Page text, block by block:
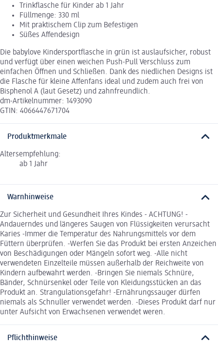
Trinkflasche für Kinder ab 1 Jahr
Füllmenge: 330 ml
Mit praktischem Clip zum Befestigen
Süßes Affendesign
Die babylove Kindersportflasche in grün ist auslaufsicher, robust
und verfügt über einen weichen Push-Pull Verschluss zum
einfachen Öffnen und Schließen. Dank des niedlichen Designs ist
die Flasche für kleine Affenfans ideal und zudem auch frei von
Bisphenol A (laut Gesetz) und zahnfreundlich.
dm-Artikelnummer: 1493090
GTIN: 4066447671704
Produktmerkmale
Altersempfehlung:
ab 1 Jahr
Warnhinweise
Zur Sicherheit und Gesundheit Ihres Kindes - ACHTUNG! -
Andauerndes und längeres Saugen von Flüssigkeiten verursacht
Karies -Immer die Temperatur des Nahrungsmittels vor dem
Füttern überprüfen. -Werfen Sie das Produkt bei ersten Anzeichen
von Beschädigungen oder Mängeln sofort weg. -Alle nicht
verwendeten Einzelteile müssen außerhalb der Reichweite von
Kindern aufbewahrt werden. -Bringen Sie niemals Schnüre,
Bänder, Schnürsenkel oder Teile von Kleidungsstücken an das
Produkt an. Strangulationsgefahr! -Ernährungssauger dürfen
niemals als Schnuller verwendet werden. -Dieses Produkt darf nur
unter Aufsicht von Erwachsenen verwendet weren.
Pflichthinweise